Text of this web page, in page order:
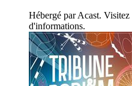
Hébergé par Acast.
d'informations.